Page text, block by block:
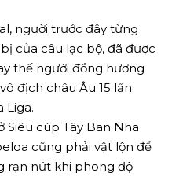
người trước đây từng
của câu lạc bộ, đã được
thế người đồng hương
địch châu Âu 15 lần
Liga.
Siêu cúp Tây Ban Nha
cũng phải vật lộn để
rạn nứt khi phong độ